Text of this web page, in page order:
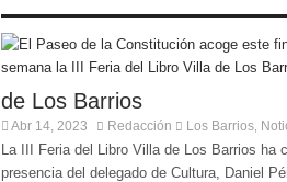
de Los Barrios
Abr 14, 2023 Redacción Los Barrios
La III Feria del Libro Villa de Los Barrios ha
presencia del delegado de Cultura, Daniel